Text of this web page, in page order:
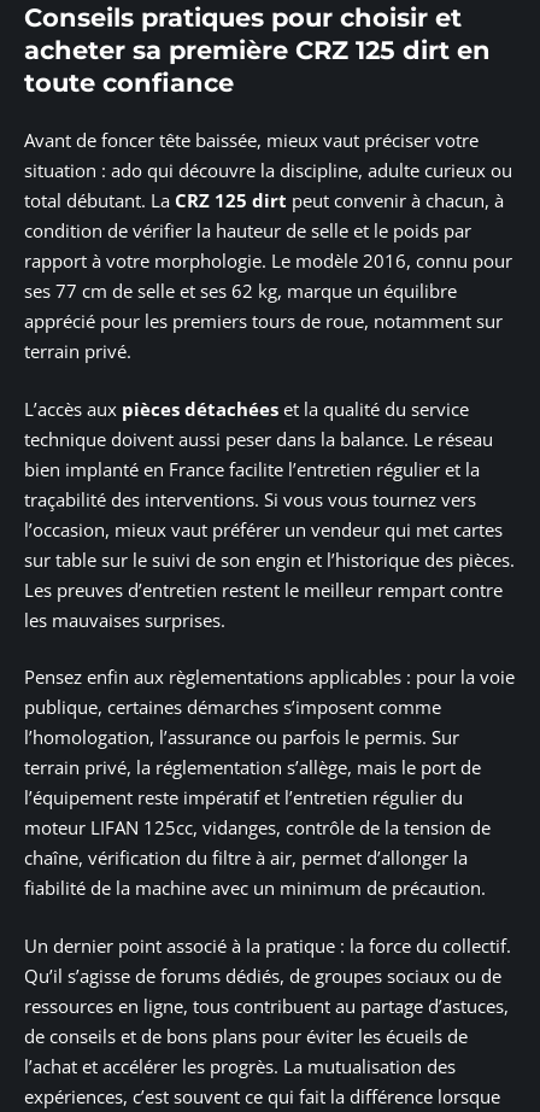
Conseils pratiques pour choisir et
acheter sa première CRZ 125 dirt en
toute confiance
Avant de foncer tête baissée, mieux vaut préciser votre
situation : ado qui découvre la discipline, adulte curieux ou
total débutant. La CRZ 125 dirt peut convenir à chacun, à
condition de vérifier la hauteur de selle et le poids par
rapport à votre morphologie. Le modèle 2016, connu pour
ses 77 cm de selle et ses 62 kg, marque un équilibre
apprécié pour les premiers tours de roue, notamment sur
terrain privé.
L’accès aux pièces détachées et la qualité du service
technique doivent aussi peser dans la balance. Le réseau
bien implanté en France facilite l’entretien régulier et la
traçabilité des interventions. Si vous vous tournez vers
l’occasion, mieux vaut préférer un vendeur qui met cartes
sur table sur le suivi de son engin et l’historique des pièces.
Les preuves d’entretien restent le meilleur rempart contre
les mauvaises surprises.
Pensez enfin aux règlementations applicables : pour la voie
publique, certaines démarches s’imposent comme
l’homologation, l’assurance ou parfois le permis. Sur
terrain privé, la réglementation s’allège, mais le port de
l’équipement reste impératif et l’entretien régulier du
moteur LIFAN 125cc, vidanges, contrôle de la tension de
chaîne, vérification du filtre à air, permet d’allonger la
fiabilité de la machine avec un minimum de précaution.
Un dernier point associé à la pratique : la force du collectif.
Qu’il s’agisse de forums dédiés, de groupes sociaux ou de
ressources en ligne, tous contribuent au partage d’astuces,
de conseils et de bons plans pour éviter les écueils de
l’achat et accélérer les progrès. La mutualisation des
expériences, c’est souvent ce qui fait la différence lorsque